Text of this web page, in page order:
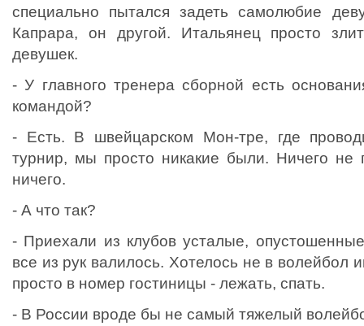
специально пытался задеть самолюбие
Капрара, он другой. Итальянец просто
девушек.
- У главного тренера сборной есть
командой?
- Есть. В швейцарском Мон-тре, где
турнир, мы просто никакие были. Ничего не
ничего.
- А что так?
- Приехали из клубов усталые,
все из рук валилось. Хотелось не в волейбол
просто в номер гостиницы - лежать, спать.
- В России вроде бы не самый тяжелый